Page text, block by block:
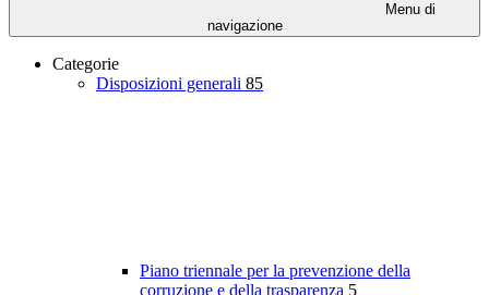
Menu di
navigazione
Categorie
Disposizioni generali 85
Piano triennale per la prevenzione della
corruzione e della trasparenza 5